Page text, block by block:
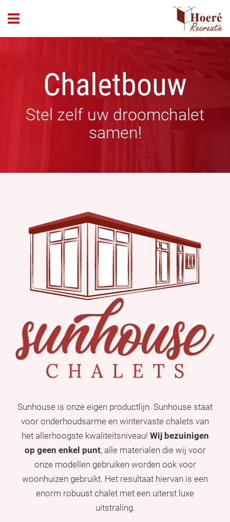
Chaletbouw
Stel zelf uw droomchalet
samen!
Sunhouse is onze eigen productlijn. Sunhouse staat
voor onderhoudsarme en wintervaste chalets van
het allerhoogste kwaliteitsniveau! Wij bezuinigen
op geen enkel punt, alle materialen die wij voor
onze modellen gebruiken worden ook voor
woonhuizen gebruikt. Het resultaat hiervan is een
enorm robuust chalet met een uiterst luxe
uitstraling.
header_open_menu